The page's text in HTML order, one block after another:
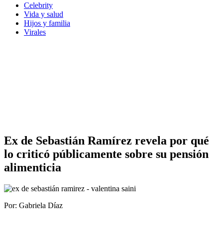
Celebrity
Vida y salud
Hijos y familia
Virales
Ex de Sebastián Ramírez revela por qué
lo criticó públicamente sobre su pensión
alimenticia
Por: Gabriela Díaz